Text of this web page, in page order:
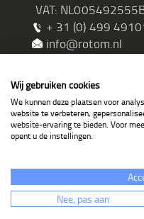
VAT:
+ 31 (0) 499
info@rotom.nl
© Rotom 2026. All
Wij gebruiken cookies
We kunnen deze plaatsen voor
website te verbeteren,
website-ervaring te bieden. Voor
opent u de instellingen.
Nee, pas aan